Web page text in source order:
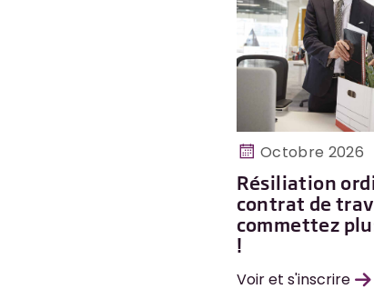
Octobre 2026
Résiliation
contrat de
commettez
!
Voir et s'inscrire